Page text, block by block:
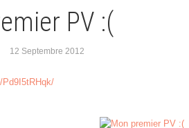
PV :(
12 Septembre 2012
Pd9I5tRHqk/